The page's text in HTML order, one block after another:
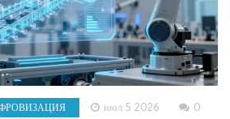
июл 5 2026 0